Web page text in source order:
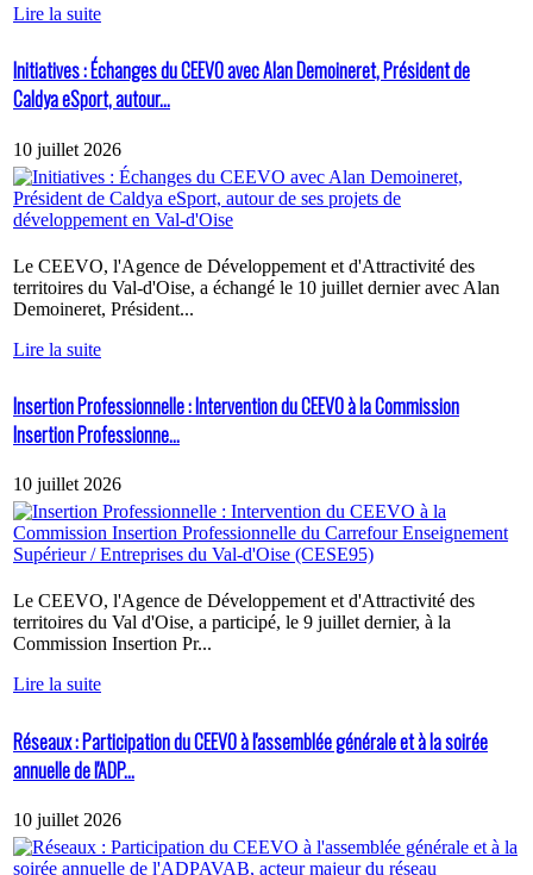
Lire la suite
Initiatives : Échanges du CEEVO avec Alan Demoineret, Président de
Caldya eSport, autour...
10 juillet 2026
Le CEEVO, l'Agence de Développement et d'Attractivité des
territoires du Val-d'Oise, a échangé le 10 juillet dernier avec Alan
Demoineret, Président...
Lire la suite
Insertion Professionnelle : Intervention du CEEVO à la Commission
Insertion Professionne...
10 juillet 2026
Le CEEVO, l'Agence de Développement et d'Attractivité des
territoires du Val d'Oise, a participé, le 9 juillet dernier, à la
Commission Insertion Pr...
Lire la suite
Réseaux : Participation du CEEVO à l'assemblée générale et à la soirée
annuelle de l'ADP...
10 juillet 2026